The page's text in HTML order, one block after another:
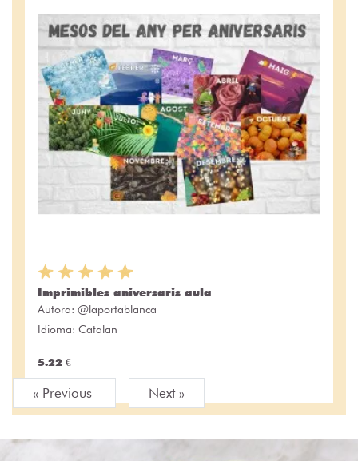
Imprimibles aniversaris aula
Autora: @laportablanca
Idioma: Catalan
5.22 €
« Previous Next »